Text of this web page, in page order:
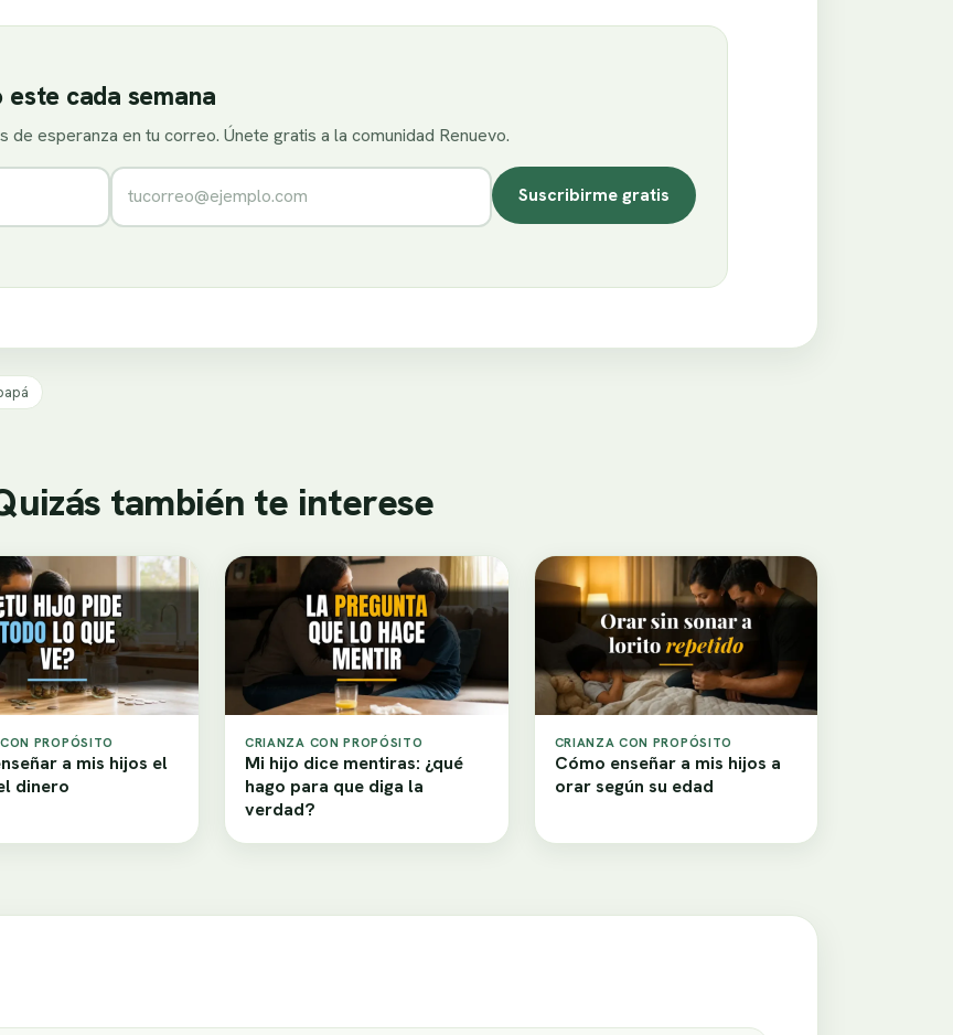
este cada semana
de esperanza en tu correo. Únete gratis a la comunidad Renuevo.
Correo electrónico
Suscribirme gratis
también te interese
PROPÓSITO
a mis hijos el
dinero
CRIANZA CON PROPÓSITO
Mi hijo dice mentiras: ¿qué
hago para que diga la
verdad?
CRIANZA CON PROPÓSITO
Cómo enseñar a mis hijos a
orar según su edad